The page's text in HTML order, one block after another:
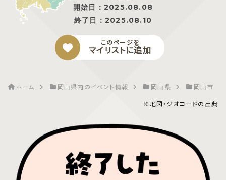
開始日： 2025.08.08
終了日： 2025.08.10
このページを
マイリストに追加
ホーム 岡山県内のイベント情報 岡山県
岡山市
※地図・ジオコードの出典